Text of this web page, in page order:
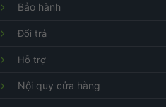
Bảo hành
Đổi trả
Hỗ trợ
Nội quy cửa hàng